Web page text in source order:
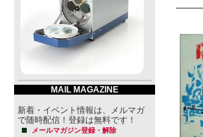
MAIL MAGAZINE
新着・イベント情報は、メルマガ
で随時配信！登録は無料です！
メールマガジン登録・解除